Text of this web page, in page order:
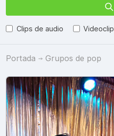
Clips de audio Videoclip
Portada Grupos de pop